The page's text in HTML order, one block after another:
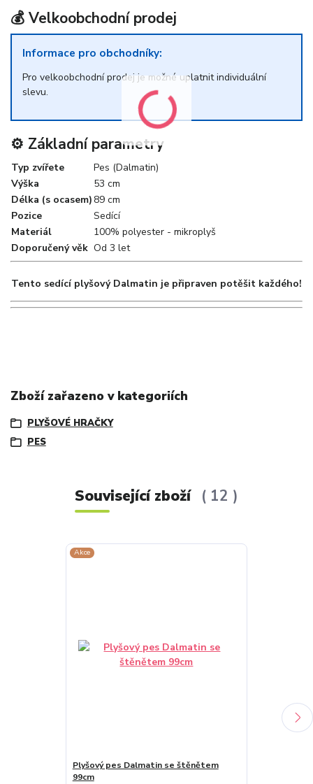
💰 Velkoobchodní prodej
Informace pro obchodníky:
Pro velkoobchodní prodej je možné uplatnit individuální
slevu.
⚙️ Základní parametry
Typ zvířete
Pes (Dalmatin)
Výška
53 cm
Délka (s ocasem) 89 cm
Pozice
Sedící
Materiál
100% polyester - mikroplyš
Doporučený věk Od 3 let
Tento sedící plyšový Dalmatin je připraven potěšit každého!
Zboží zařazeno v kategoriích
PLYŠOVÉ HRAČKY
PES
Související zboží 12
Akce
Plyšový pes Dalmatin se štěnětem
99cm